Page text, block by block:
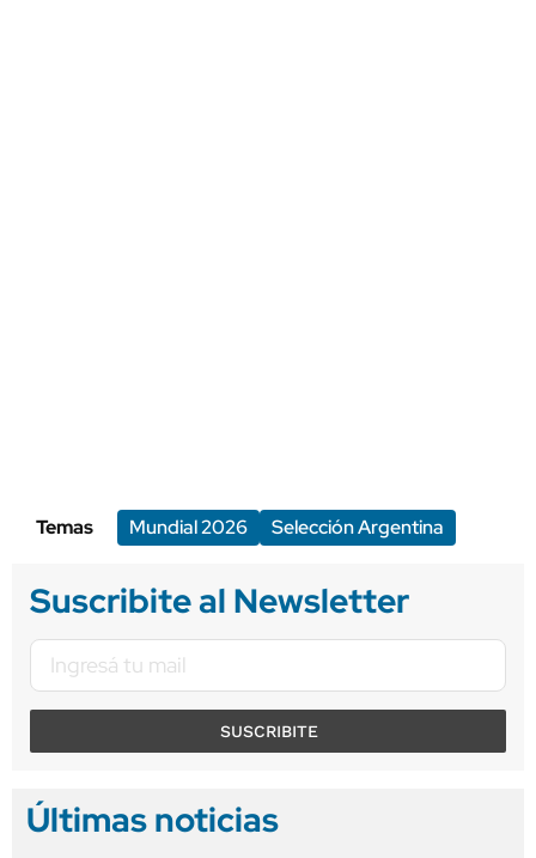
Temas Mundial 2026 Selección Argentina
Suscribite al Newsletter
SUSCRIBITE
Últimas noticias